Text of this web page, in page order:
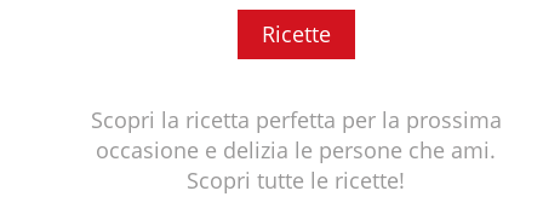
Ricette
Scopri la ricetta perfetta per la prossima
occasione e delizia le persone che ami.
Scopri tutte le ricette!